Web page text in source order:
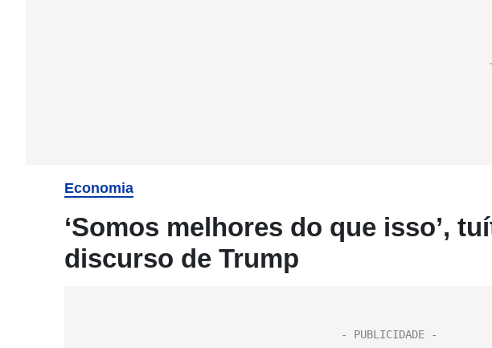
Economia
‘Somos melhores do que isso’,
discurso de Trump